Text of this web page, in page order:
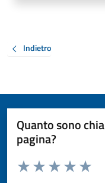
Indietro
Quanto sono
pagina?
Valuta da 1 a 5 stelle la
Valuta 4
Valuta 3
Valuta 2 stelle su
Valuta 1 stelle su 5